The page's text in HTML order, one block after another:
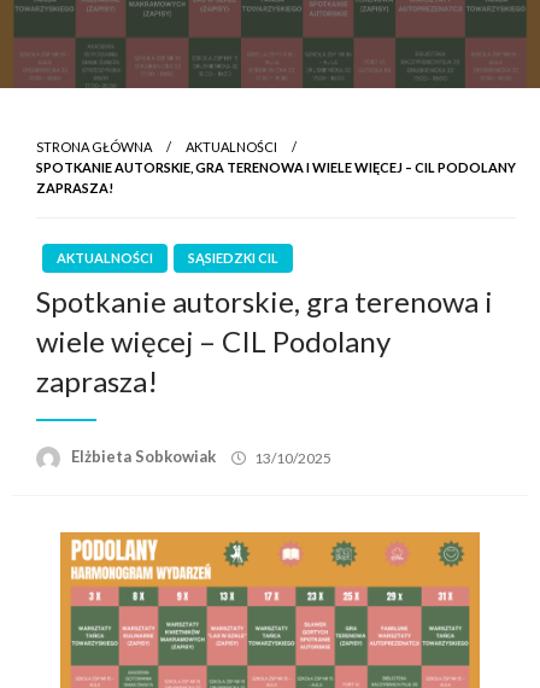
STRONA GŁÓWNA
AKTUALNOŚCI
SPOTKANIE AUTORSKIE, GRA TERENOWA I WIELE WIĘCEJ – CIL PODOLANY
ZAPRASZA!
AKTUALNOŚCI SĄSIEDZKI CIL
Spotkanie autorskie, gra terenowa i
wiele więcej – CIL Podolany
zaprasza!
Elżbieta Sobkowiak 13/10/2025